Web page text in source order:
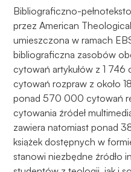
Bibliograficzno-
przez American
umieszczona w ramach
bibliograficzna zasobów
cytowań artykułów z 1
cytowań rozpraw z około
ponad 570 000 cytowań
cytowania źródeł
zawiera natomiast ponad
książek dostępnych w
stanowi niezbędne źródło